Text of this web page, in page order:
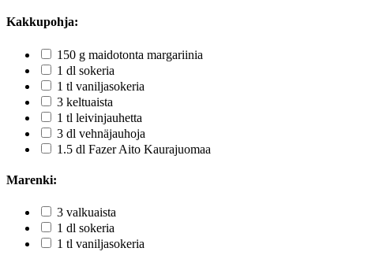
Kakkupohja:
150 g maidotonta margariinia
1 dl sokeria
1 tl vaniljasokeria
3 keltuaista
1 tl leivinjauhetta
3 dl vehnäjauhoja
1.5 dl Fazer Aito Kaurajuomaa
Marenki:
3 valkuaista
1 dl sokeria
1 tl vaniljasokeria